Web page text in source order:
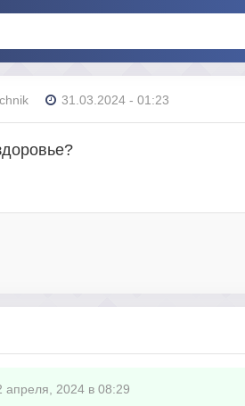
31.03.2024 - 01:23
апреля, 2024 в 08:29